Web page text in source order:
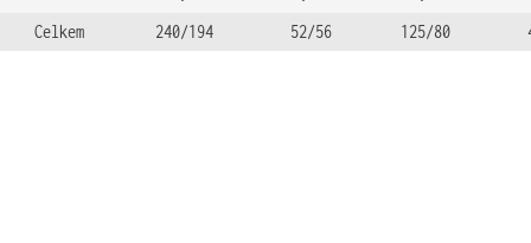
Celkem 240/194 52/56 125/80